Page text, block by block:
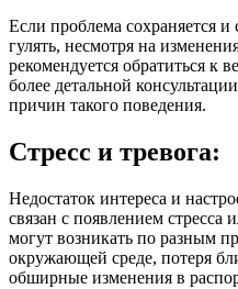
Если проблема сохраняется и
гулять, несмотря на
рекомендуется обратиться к
более детальной
причин такого поведения.
Стресс и тревога:
Недостаток интереса и
связан с появлением стресса
могут возникать по разным
окружающей среде, потеря
обширные изменения в